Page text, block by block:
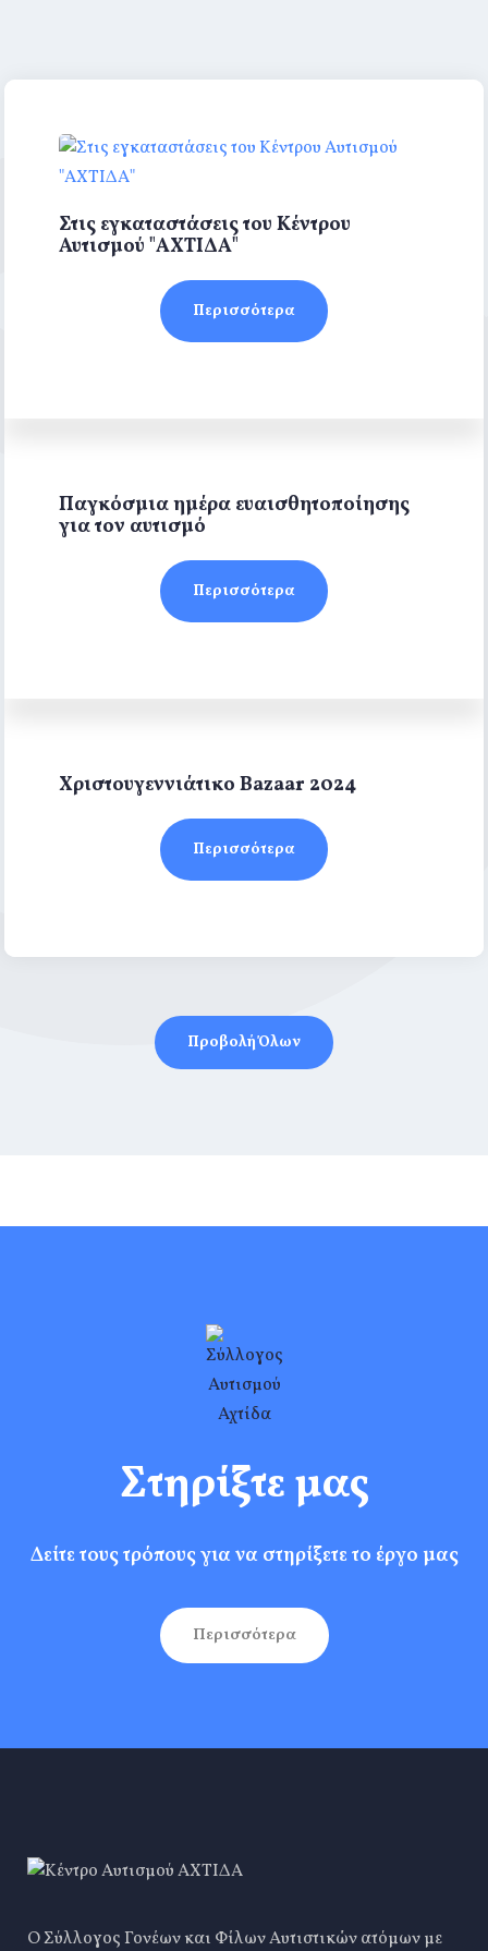
Στις εγκαταστάσεις του Κέντρου
Αυτισμού "ΑΧΤΙΔΑ"
Περισσότερα
Παγκόσμια ημέρα ευαισθητοποίησης
για τον αυτισμό
Περισσότερα
Χριστουγεννιάτικο Bazaar 2024
Περισσότερα
Προβολή Όλων
Στηρίξτε μας
Δείτε τους τρόπους για να στηρίξετε το έργο μας
Περισσότερα
Ο Σύλλογος Γονέων και Φίλων Αυτιστικών ατόμων με